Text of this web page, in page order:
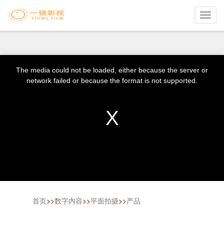
The media could not be loaded, either because the server or
network failed or because the format is not supported.
首页>>数字内容>>平面拍摄>>产品